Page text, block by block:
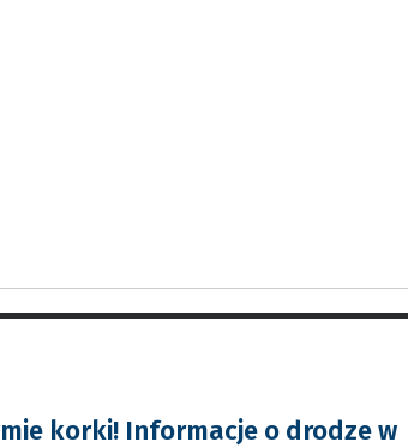
korki! Informacje o drodze w